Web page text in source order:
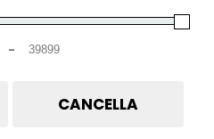
Minimum Price
- Maximum Price
CANCELLA